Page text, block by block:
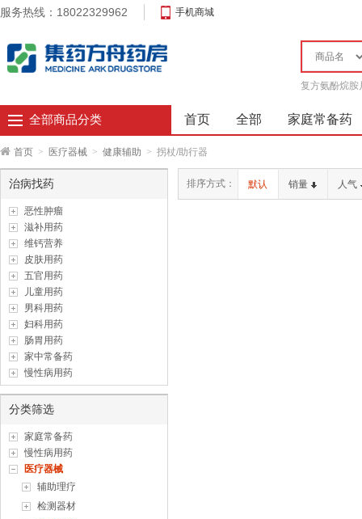
服务热线：18022329962 手机商城
复方氨酚烷胺
全部商品分类 首页 全部 家庭常备药
首页 > 医疗器械 > 健康辅助 > 拐杖/助行器
治病找药
恶性肿瘤
滋补用药
维钙营养
皮肤用药
五官用药
儿童用药
男科用药
妇科用药
肠胃用药
家中常备药
慢性病用药
分类筛选
家庭常备药
慢性病用药
医疗器械
辅助理疗
检测器材
排序方式： 默认 销量 人气